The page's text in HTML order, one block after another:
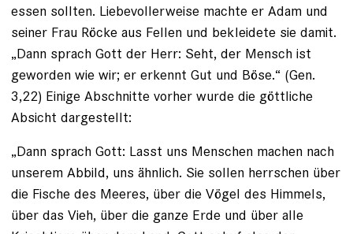
essen sollten. Liebevollerweise machte er Adam und
seiner Frau Röcke aus Fellen und bekleidete sie damit.
„Dann sprach Gott der Herr: Seht, der Mensch ist
geworden wie wir; er erkennt Gut und Böse.“ (Gen.
3,22) Einige Abschnitte vorher wurde die göttliche
Absicht dargestellt:
„Dann sprach Gott: Lasst uns Menschen machen nach
unserem Abbild, uns ähnlich. Sie sollen herrschen über
die Fische des Meeres, über die Vögel des Himmels,
über das Vieh, über die ganze Erde und über alle